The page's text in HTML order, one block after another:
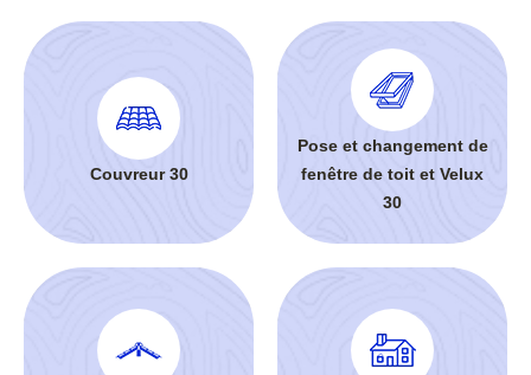
Couvreur 30
Pose et changement de
fenêtre de toit et Velux
30